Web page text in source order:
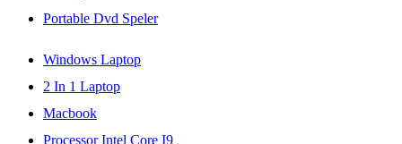
Portable Dvd Speler
Windows Laptop
2 In 1 Laptop
Macbook
Processor Intel Core I9